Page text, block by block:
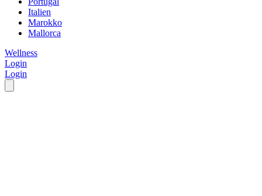
Italien
Marokko
Mallorca
Wellness
Login
Login